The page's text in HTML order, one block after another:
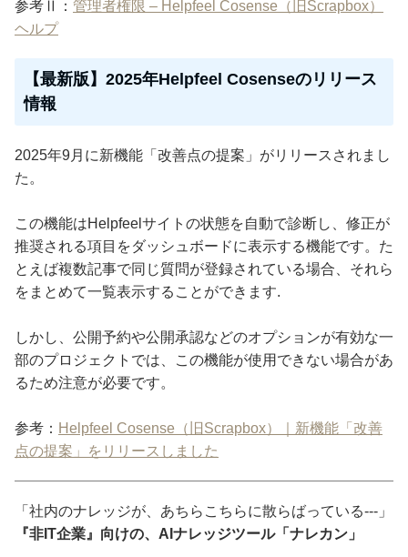
参考Ⅱ： 管理者権限 – Helpfeel Cosense（旧Scrapbox）
ヘルプ
【最新版】2025年Helpfeel Cosenseのリリース
情報
2025年9月に新機能「改善点の提案」がリリースされまし
た。
この機能はHelpfeelサイトの状態を自動で診断し、修正が
推奨される項目をダッシュボードに表示する機能です。た
とえば複数記事で同じ質問が登録されている場合、それら
をまとめて一覧表示することができます.
しかし、公開予約や公開承認などのオプションが有効な一
部のプロジェクトでは、この機能が使用できない場合があ
るため注意が必要です。
参考： Helpfeel Cosense（旧Scrapbox）｜新機能「改善
点の提案」をリリースしました
「社内のナレッジが、あちらこちらに散らばっている---」
『非IT企業』向けの、AIナレッジツール「ナレカン」